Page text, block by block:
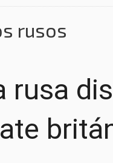
rusos
rusa